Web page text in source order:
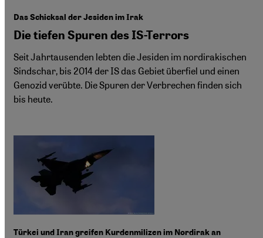
Das Schicksal der Jesiden im Irak
Die tiefen Spuren des IS-Terrors
Seit Jahrtausenden lebten die Jesiden im nordirakischen
Sindschar, bis 2014 der IS das Gebiet überfiel und einen
Genozid verübte. Die Spuren der Verbrechen finden sich
bis heute.
Türkei und Iran greifen Kurdenmilizen im Nordirak an